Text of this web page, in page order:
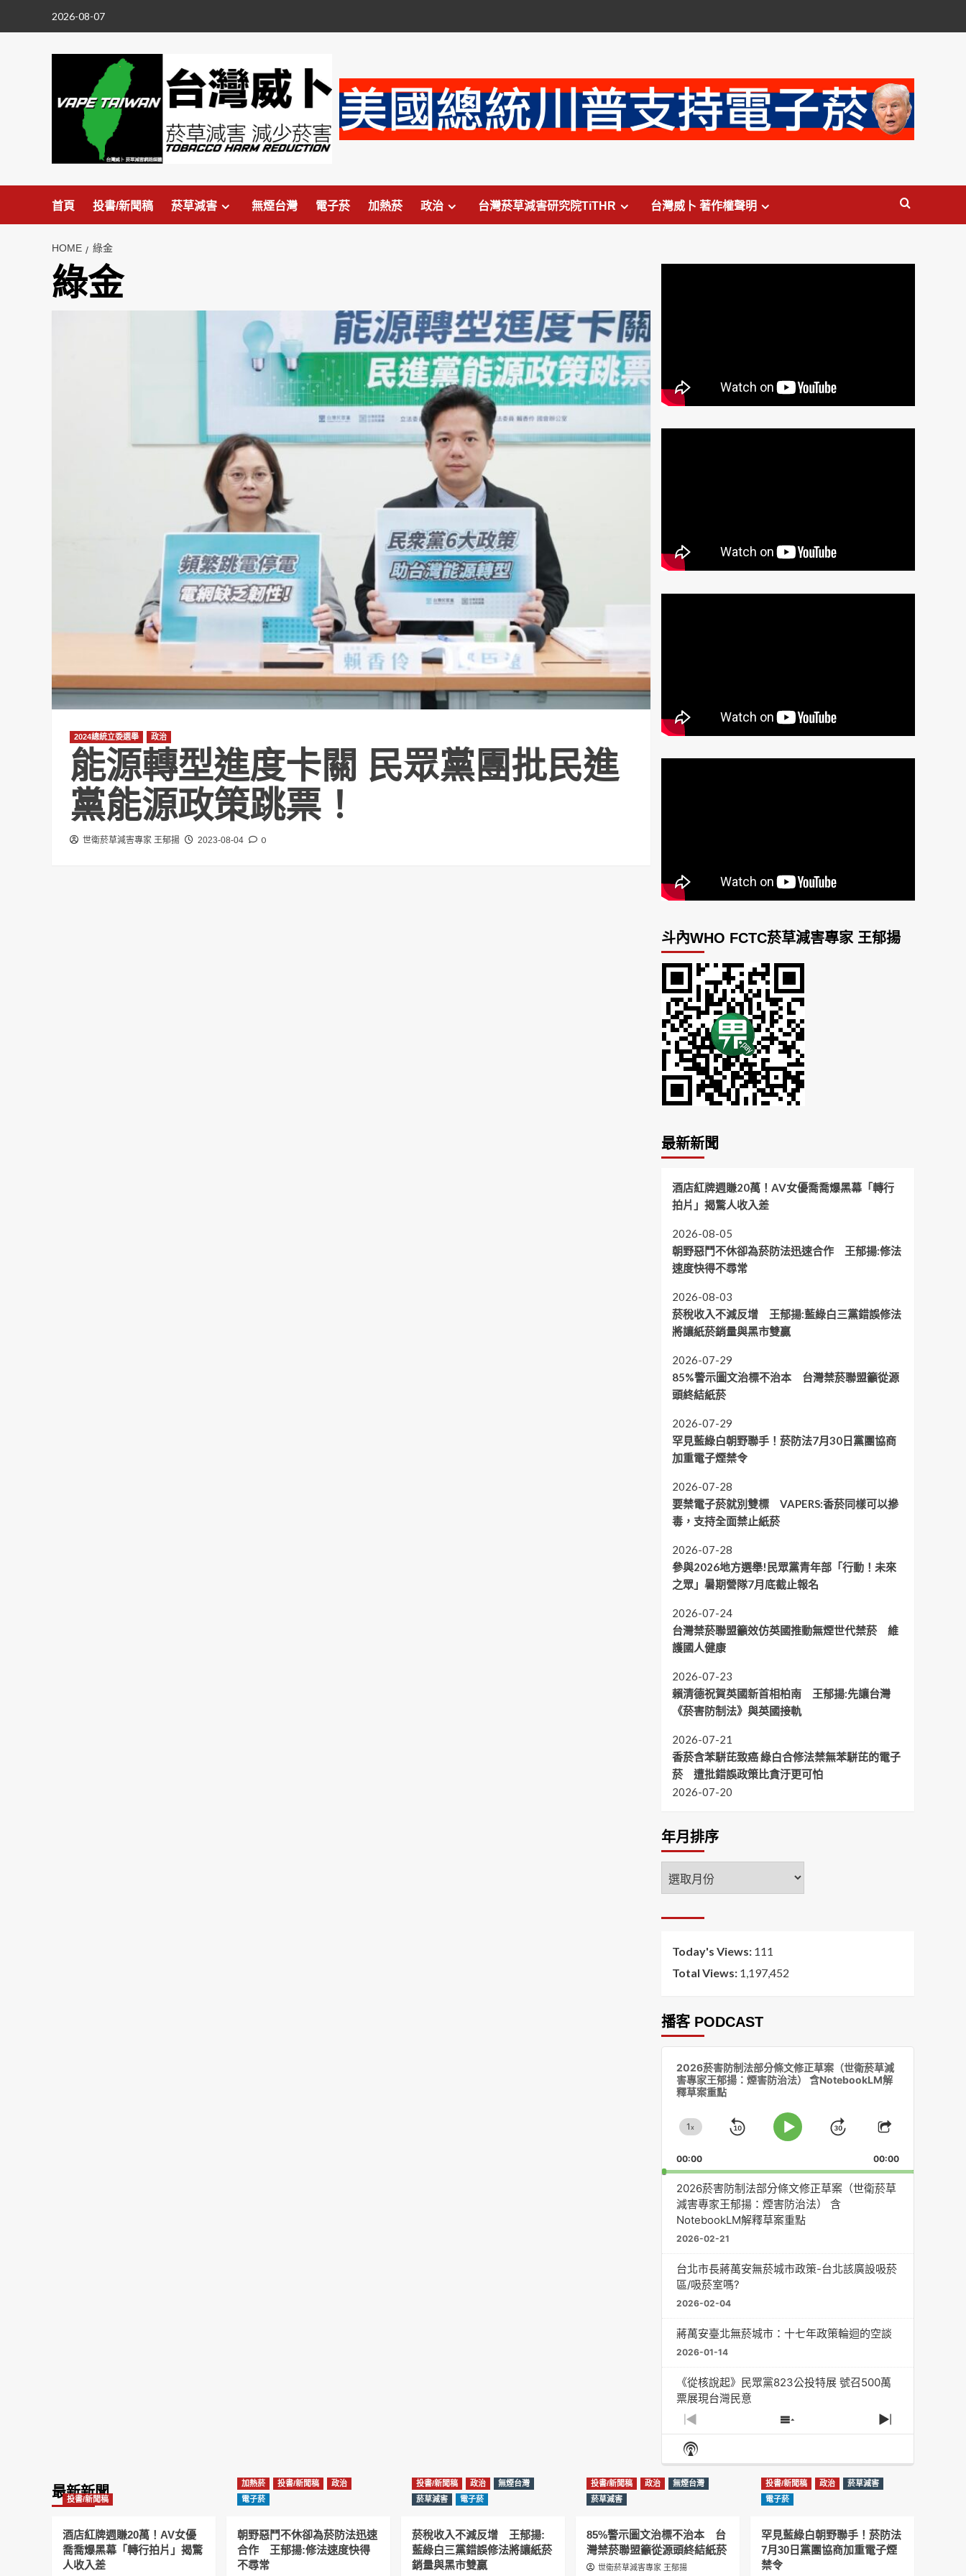
2026-08-07
首頁 投書/新聞稿 菸草減害 無煙台灣 電子菸 加熱菸 政治 台灣菸草減害研究院TiTHR 台灣威卜 著作權聲明
HOME 綠金
綠金
2024總統立委選舉 政治
能源轉型進度卡關 民眾黨團批民進
黨能源政策跳票！
世衛菸草減害專家 王郁揚 2023-08-04 0
斗內WHO FCTC菸草減害專家 王郁揚
最新新聞
酒店紅牌週賺20萬！AV女優喬喬爆黑幕「轉行
拍片」揭驚人收入差
2026-08-05
朝野惡鬥不休卻為菸防法迅速合作 王郁揚:修法
速度快得不尋常
2026-08-03
菸稅收入不減反增 王郁揚:藍綠白三黨錯誤修法
將讓紙菸銷量與黑市雙贏
2026-07-29
85%警示圖文治標不治本 台灣禁菸聯盟籲從源
頭終結紙菸
2026-07-29
罕見藍綠白朝野聯手！菸防法7月30日黨團協商
加重電子煙禁令
2026-07-28
要禁電子菸就別雙標 VAPERS:香菸同樣可以摻
毒，支持全面禁止紙菸
2026-07-28
參與2026地方選舉!民眾黨青年部「行動！未來
之眾」暑期營隊7月底截止報名
2026-07-24
台灣禁菸聯盟籲效仿英國推動無煙世代禁菸 維
護國人健康
2026-07-23
賴清德祝賀英國新首相柏南 王郁揚:先讓台灣
《菸害防制法》與英國接軌
2026-07-21
香菸含苯駢芘致癌 綠白合修法禁無苯駢芘的電子
菸 遭批錯誤政策比貪汙更可怕
2026-07-20
年月排序
年
月
Today's Views: 111
Total Views: 1,197,452
播客 PODCAST
2026菸害防制法部分條文修正草案（世衛菸草減
害專家王郁揚：煙害防治法） 含NotebookLM解
釋草案重點
Change
Rate
1x
Skip Play
Jump
Forward
Share
Episode
00:00 00:00
2026菸害防制法部分條文修正草案（世衛菸草
減害專家王郁揚：煙害防治法） 含
NotebookLM解釋草案重點
2026-02-21
台北市長蔣萬安無菸城市政策-台北該廣設吸菸
區/吸菸室嗎?
2026-02-04
蔣萬安臺北無菸城市：十七年政策輪迴的空談
2026-01-14
《從核說起》民眾黨823公投特展 號召500萬
票展現台灣民意
2025-08-11
大罷免凸 <726,823反罷免主題曲> #大展鴻圖
2025-07-05
دليل مناصرة السجائر الإلكترونية: التاريخ الخفي
الاجتماعية #Fahad Al-Jalajel #فهد بن
عبدالرحمن الجلاجل #Sania Nishtar #ثانیہ نشتر;
2025-05-17
Previous
Episode
Show
Episodes
Next
Episode
Show
Podcast
Information
最新新聞
投書/新聞稿
酒店紅牌週賺20萬！AV女優
喬喬爆黑幕「轉行拍片」揭驚
人收入差
加熱菸 投書/新聞稿
政治
電子菸
朝野惡鬥不休卻為菸防法迅速
合作 王郁揚:修法速度快得
不尋常
投書/新聞稿 政治
無煙台灣
菸草減害
電子菸
菸稅收入不減反增 王郁揚:
藍綠白三黨錯誤修法將讓紙菸
銷量與黑市雙贏
投書/新聞稿 政治
無煙台灣
菸草減害
85%警示圖文治標不治本 台
灣禁菸聯盟籲從源頭終結紙菸
世衛菸草減害專家 王郁揚
投書/新聞稿 政治
菸草減害
電子菸
罕見藍綠白朝野聯手！菸防法
7月30日黨團協商加重電子煙
禁令